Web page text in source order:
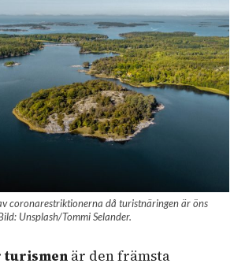
coronarestriktionerna då turistnäringen är öns
Unsplash/Tommi Selander.
turismen är den främsta